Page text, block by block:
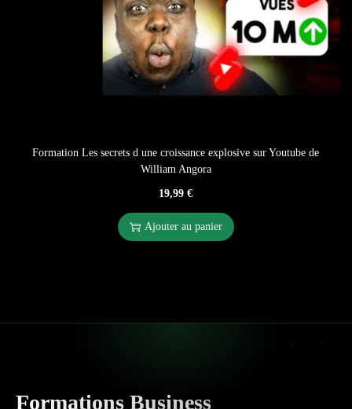
Formation Les secrets d une croissance explosive sur Youtube de
William Angora
19,99€
Ajouter au panier
Formations Business